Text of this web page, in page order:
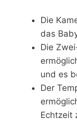
Die
das
Die
und es
Der
Echtzeit